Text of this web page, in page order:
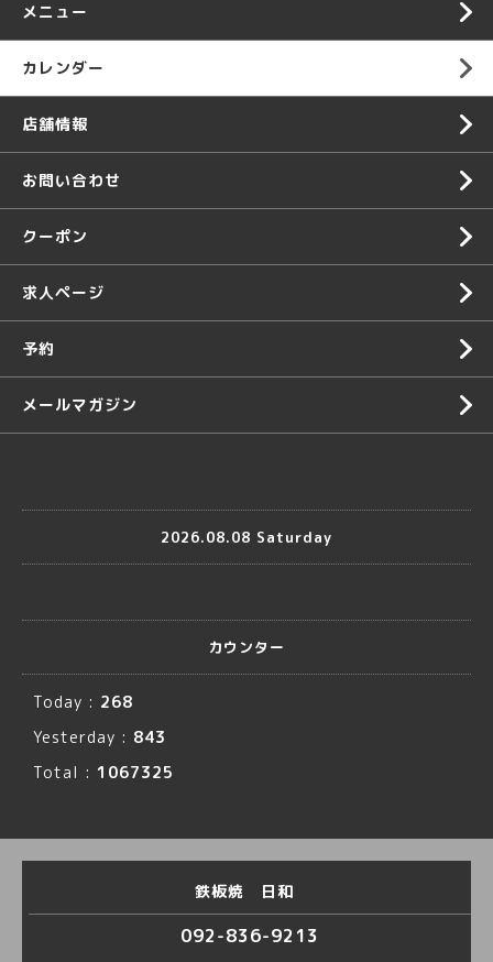
メニュー
カレンダー
店舗情報
お問い合わせ
クーポン
求人ページ
予約
メールマガジン
2026.08.08 Saturday
カウンター
Today : 268
Yesterday : 843
Total : 1067325
鉄板焼 日和
092-836-9213